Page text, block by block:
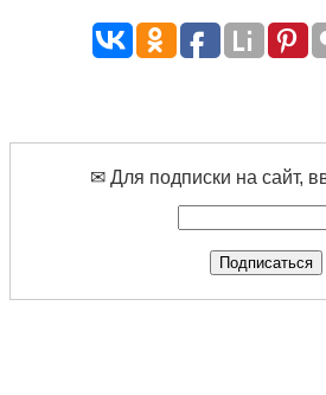
✉ Для подписки на сайт,